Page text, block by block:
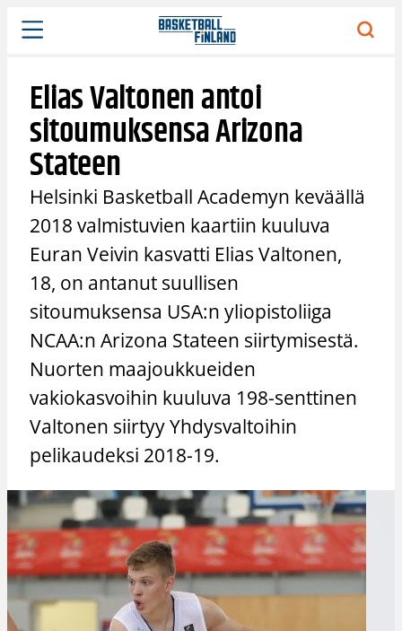
Siirry
sisältöön
Elias Valtonen antoi
sitoumuksensa Arizona
Stateen
Helsinki Basketball Academyn keväällä
2018 valmistuvien kaartiin kuuluva
Euran Veivin kasvatti Elias Valtonen,
18, on antanut suullisen
sitoumuksensa USA:n yliopistoliiga
NCAA:n Arizona Stateen siirtymisestä.
Nuorten maajoukkueiden
vakiokasvoihin kuuluva 198-senttinen
Valtonen siirtyy Yhdysvaltoihin
pelikaudeksi 2018-19.